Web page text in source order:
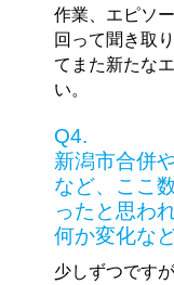
作業、エピソ
回って聞き取
てまた新たな
い。
Q4.
新潟市合併
など、ここ
ったと思わ
何か変化な
少しずつです